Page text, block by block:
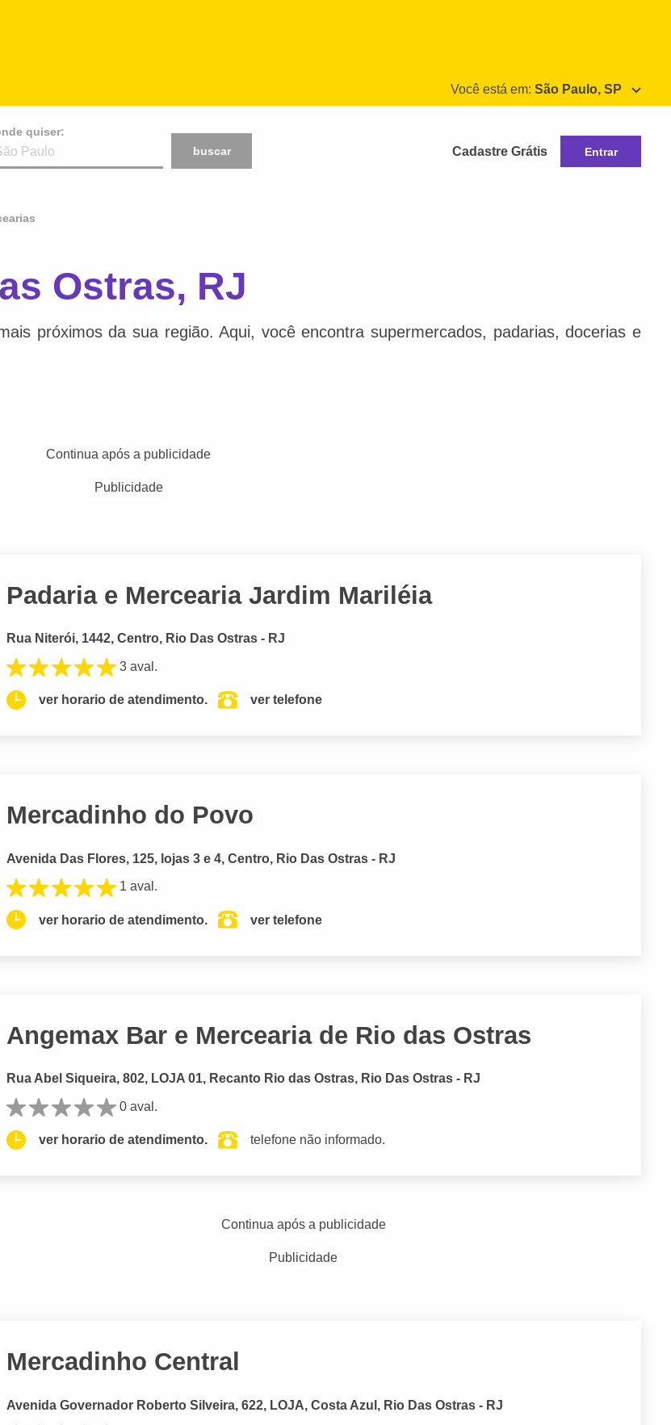
Você está em: São Paulo, SP
quiser:
buscar
Cadastre Grátis Entrar
Ostras, RJ
próximos da sua região. Aqui, você encontra supermercados, padarias, docerias e
Continua após a publicidade
Publicidade
Padaria e Mercearia Jardim Mariléia
Rua Niterói, 1442, Centro, Rio Das Ostras - RJ
3 aval.
ver horario de atendimento. ver telefone
Mercadinho do Povo
Avenida Das Flores, 125, lojas 3 e 4, Centro, Rio Das Ostras - RJ
1 aval.
ver horario de atendimento. ver telefone
Angemax Bar e Mercearia de Rio das Ostras
Rua Abel Siqueira, 802, LOJA 01, Recanto Rio das Ostras, Rio Das Ostras - RJ
0 aval.
ver horario de atendimento. telefone não informado.
Continua após a publicidade
Publicidade
Mercadinho Central
Avenida Governador Roberto Silveira, 622, LOJA, Costa Azul, Rio Das Ostras - RJ